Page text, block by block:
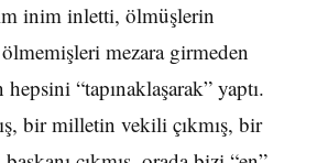
inim inletti, ölmüşlerin
mezara girmeden
“tapınaklaşarak” yaptı.
bir milletin vekili çıkmış, bir